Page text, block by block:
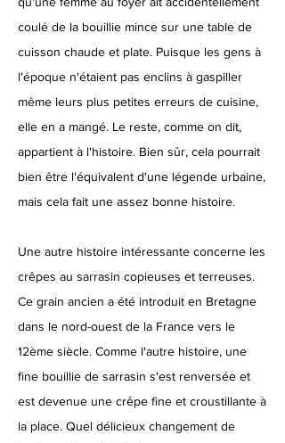
coulé de la bouillie mince sur une table de
cuisson chaude et plate. Puisque les gens à
l'époque n'étaient pas enclins à gaspiller
même leurs plus petites erreurs de cuisine,
elle en a mangé. Le reste, comme on dit,
appartient à l'histoire. Bien sûr, cela pourrait
bien être l'équivalent d'une légende urbaine,
mais cela fait une assez bonne histoire.
Une autre histoire intéressante concerne les
crêpes au sarrasin copieuses et terreuses.
Ce grain ancien a été introduit en Bretagne
dans le nord-ouest de la France vers le
12ème siècle. Comme l'autre histoire, une
fine bouillie de sarrasin s'est renversée et
est devenue une crêpe fine et croustillante à
la place. Quel délicieux changement de